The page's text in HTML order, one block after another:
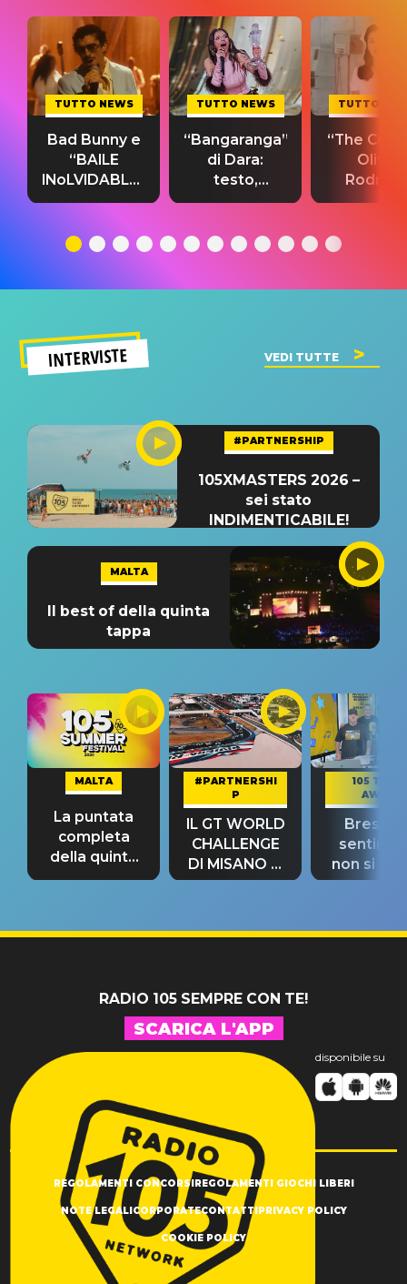
TUTTO NEWS
Bad Bunny e
“BAILE
INoLVIDABLE”:
testo,
significato
TUTTO NEWS
“Bangaranga”
di Dara:
testo,
traduzione e
del singolo
TUTTO
“The
Olivia
testo,
INTERVISTE VEDI TUTTE
#PARTNERSHIP
105XMASTERS 2026 –
sei stato
INDIMENTICABILE!
MALTA
Il best of della quinta
tappa
MALTA
La puntata
completa
della quinta
tappa
#PARTNERSHI
P
IL GT WORLD
CHALLENGE
DI MISANO si
riconferma
105 TAKE
AWAY
Bresh:
non si
fino alla
RADIO 105 SEMPRE CON TE!
SCARICA L'APP
disponibile su
REGOLAMENTI CONCORSI REGOLAMENTI GIOCHI LIBERI
NOTE LEGALI CORPORATECONTATTI PRIVACY POLICY
COOKIE POLICY